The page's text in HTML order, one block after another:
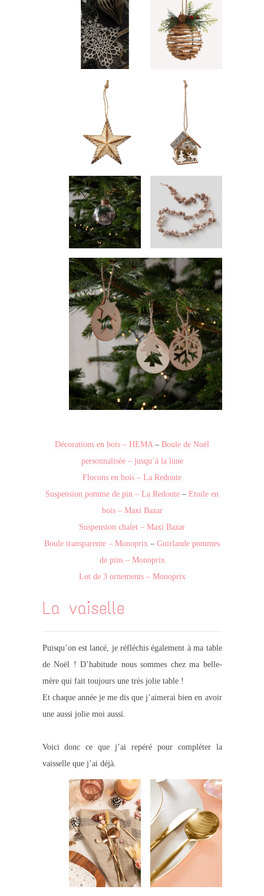
Décorations en bois – HEMA– Boule de Noël
personnalisée – jusqu’à la lune
Flocons en bois – La Redoute
Suspension pomme de pin – La Redoute – Etoile en
bois – Maxi Bazar
Suspension chalet – Maxi Bazar
Boule transparente – Monoprix – Guirlande pommes
de pins – Monoprix
Lot de 3 ornements – Monoprix
La vaiselle
Puisqu’on est lancé, je réfléchis également à ma table
de Noël ! D’habitude nous sommes chez ma belle-
mère qui fait toujours une très jolie table !
Et chaque année je me dis que j’aimerai bien en avoir
une aussi jolie moi aussi.
Voici donc ce que j’ai repéré pour compléter la
vaisselle que j’ai déjà.